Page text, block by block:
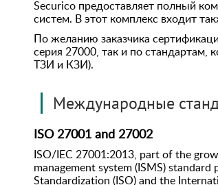
Securico предоставляет полный
систем. В этот комплекс входит
По желанию заказчика
серия 27000, так и по стандартам,
ТЗИ и КЗИ).
Международные
ISO 27001 and 27002
ISO/IEC 27001:2013, part of the
management system (ISMS)
Standardization (ISO) and the